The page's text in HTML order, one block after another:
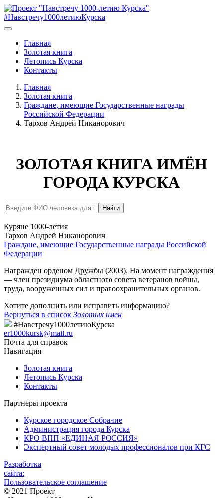
#Навстречу1000летиюКурска
Главная
Золотая книга
Летопись Курска
Контакты
Главная
Золотая книга
Граждане, имеющие Государственные награды
Российской Федерации
Тархов Андрей Никанорович
ЗОЛОТАЯ КНИГА ИМЁН
ГОРОДА КУРСКА
Найти
Куряне 1000-летия
Тархов Андрей Никанорович
Граждане, имеющие Государственные награды Российской
Федерации
Награжден орденом Дружбы (2003). На момент награждения
— член президиума областного совета ветеранов войны,
труда, вооруженных сил и правоохранительных органов.
Хотите дополнить или исправить информацию?
Вернуться в список Золотых имен
#Навстречу1000летиюКурска
er1000kursk@mail.ru
Почта для справок
Навигация
Золотая книга
Летопись Курска
Контакты
Партнеры проекта
Курское городское Собрание
Администрация города Курска
КРО ВПП «ЕДИНАЯ РОССИЯ»
Экспертный совет молодых профессионалов при КГС
Разработка
сайта:
Пользовательское соглашение
© 2021 Проект